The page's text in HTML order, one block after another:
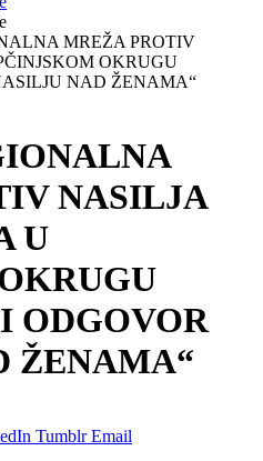
MREŽA PROTIV
OKRUGU
NAD ŽENAMA“
NASILJA
U
ODGOVOR
ŽENAMA“
Tumblr Email